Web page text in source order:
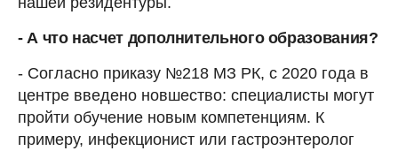
- А что насчет дополнительного образования?
- Согласно приказу №218 МЗ РК, с 2020 года в
центре введено новшество: специалисты могут
пройти обучение новым компетенциям. К
примеру, инфекционист или гастроэнтеролог